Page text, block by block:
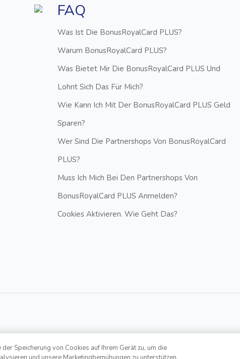
FAQ
Was Ist Die BonusRoyalCard PLUS?
Warum BonusRoyalCard PLUS?
Was Bietet Mir Die BonusRoyalCard PLUS Und
Lohnt Sich Das Für Mich?
Wie Kann Ich Mit Der BonusRoyalCard PLUS Geld
Sparen?
Wer Sind Die Partnershops Von BonusRoyalCard
PLUS?
Muss Ich Mich Bei Den Partnershops Von
BonusRoyalCard PLUS Anmelden?
Cookies Aktivieren. Wie Geht Das?
Reserved Hotline: +43 6412
Speicherung von Cookies auf Ihrem Gerät zu, um die